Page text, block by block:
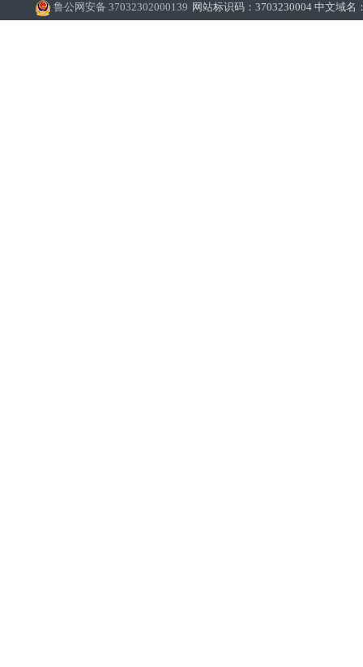
鲁公网安备 37032302000139 网站标识码：3703230004 中文域名